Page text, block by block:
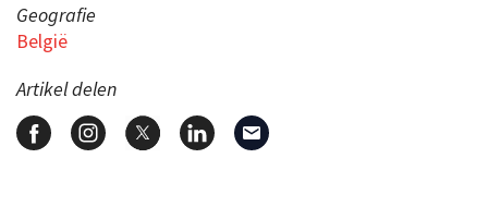
Geografie
België
Artikel delen